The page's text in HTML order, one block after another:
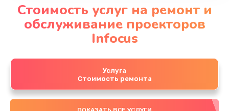
Стоимость услуг на ремонт и
обслуживание проекторов
Infocus
Услуга
Стоимость ремонта